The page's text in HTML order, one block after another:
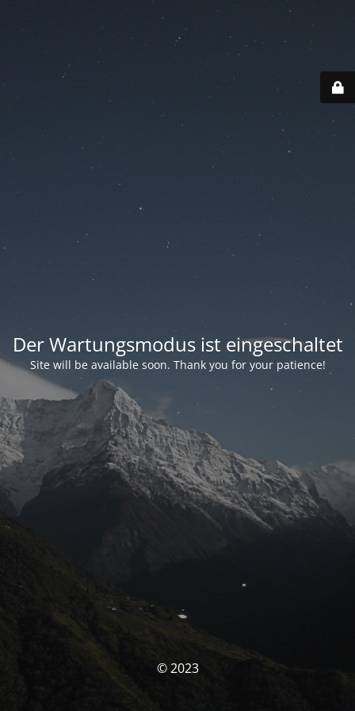
Der Wartungsmodus ist eingeschaltet
Site will be available soon. Thank you for your patience!
© 2023